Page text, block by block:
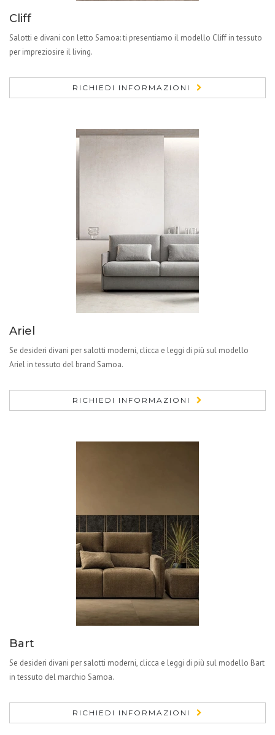
Cliff
Salotti e divani con letto Samoa: ti presentiamo il modello Cliff in tessuto
per impreziosire il living.
RICHIEDI INFORMAZIONI
Ariel
Se desideri divani per salotti moderni, clicca e leggi di più sul modello
Ariel in tessuto del brand Samoa.
RICHIEDI INFORMAZIONI
Bart
Se desideri divani per salotti moderni, clicca e leggi di più sul modello Bart
in tessuto del marchio Samoa.
RICHIEDI INFORMAZIONI